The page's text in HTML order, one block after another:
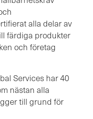
alla delar av
färdiga produkter
och företag
Services har 40
nästan alla
till grund för